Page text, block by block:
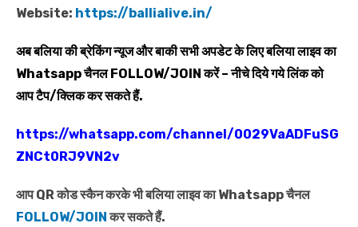
Website: https://ballialive.in/
अब बलिया की ब्रेकिंग न्यूज और बाकी सभी अपडेट के लिए बलिया लाइव का
Whatsappचैनल FOLLOW/JOIN करें – नीचे दिये गये लिंक को
आप टैप/क्लिक कर सकते हैं.
https://whatsapp.com/channel/0029VaADFuSG
ZNCt0RJ9VN2v
आप QR कोड स्कैन करके भी बलिया लाइव का Whatsapp चैनल
FOLLOW/JOIN कर सकते हैं.